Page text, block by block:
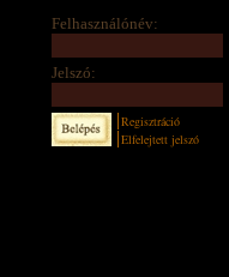
Felhasználónév:
Jelszó:
Regisztráció
Elfelejtett jelszó